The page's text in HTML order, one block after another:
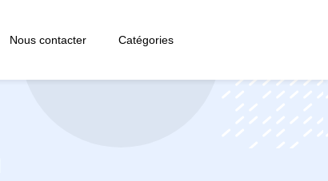
Nous contacter Catégories